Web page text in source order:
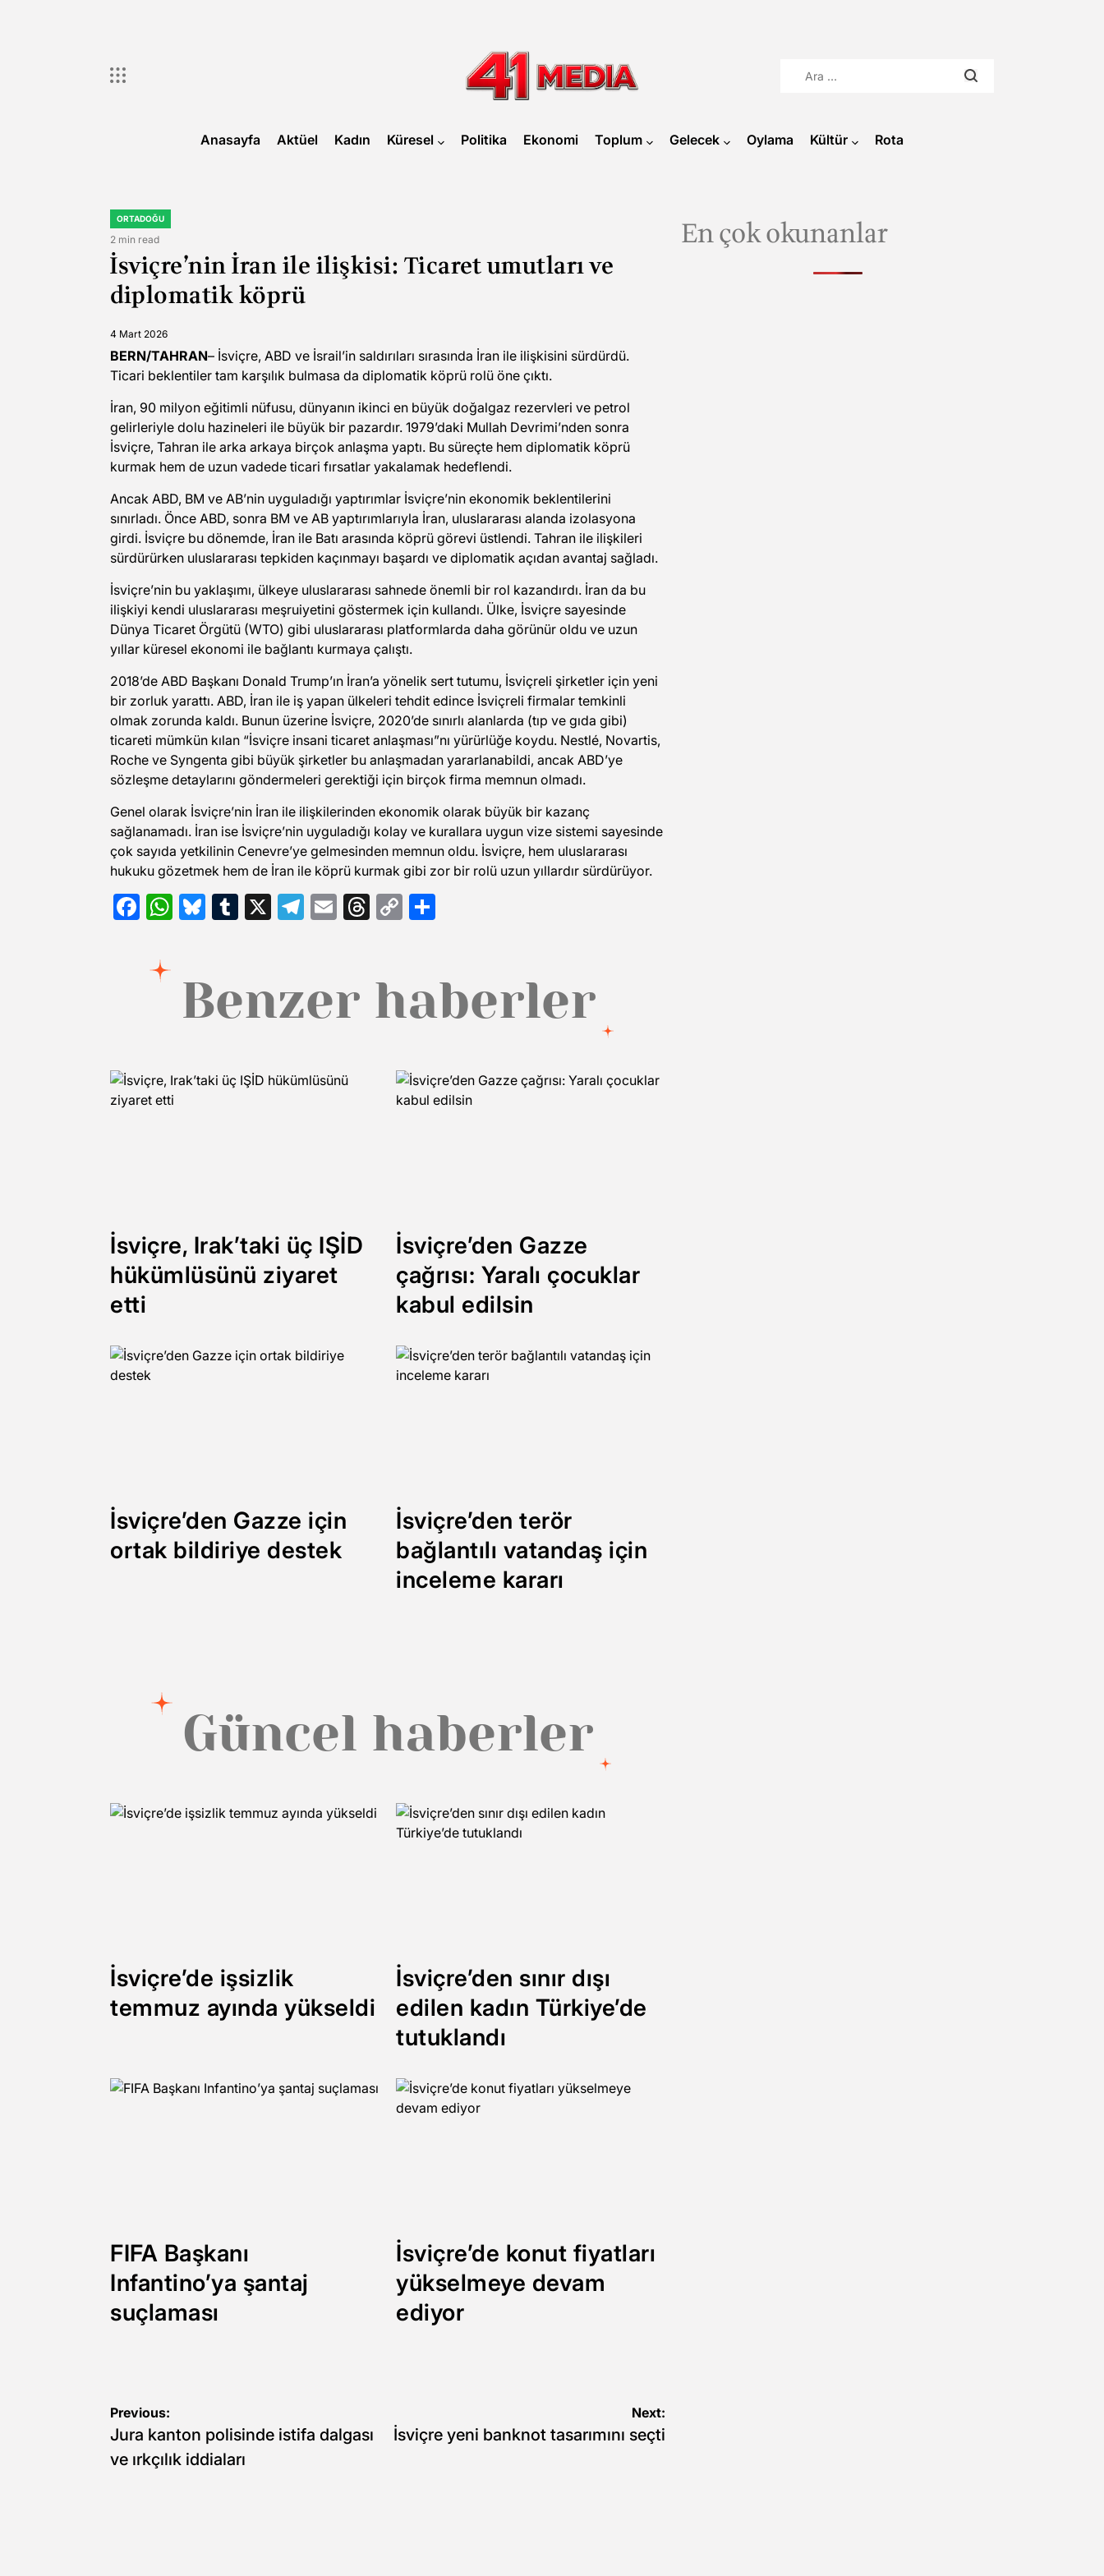
Arama:
Anasayfa Aktüel Kadın Küresel Politika Ekonomi Toplum Gelecek Oylama Kültür Rota
POSTED
IN
ORTADOĞU
Estimated
read
time
2 min read
İsviçre’nin İran ile ilişkisi: Ticaret umutları ve
diplomatik köprü
4 Mart 2026
BERN/TAHRAN– İsviçre, ABD ve İsrail’in saldırıları sırasında İran ile ilişkisini sürdürdü.
Ticari beklentiler tam karşılık bulmasa da diplomatik köprü rolü öne çıktı.
İran, 90 milyon eğitimli nüfusu, dünyanın ikinci en büyük doğalgaz rezervleri ve petrol
gelirleriyle dolu hazineleri ile büyük bir pazardır. 1979’daki Mullah Devrimi’nden sonra
İsviçre, Tahran ile arka arkaya birçok anlaşma yaptı. Bu süreçte hem diplomatik köprü
kurmak hem de uzun vadede ticari fırsatlar yakalamak hedeflendi.
Ancak ABD, BM ve AB’nin uyguladığı yaptırımlar İsviçre’nin ekonomik beklentilerini
sınırladı. Önce ABD, sonra BM ve AB yaptırımlarıyla İran, uluslararası alanda izolasyona
girdi. İsviçre bu dönemde, İran ile Batı arasında köprü görevi üstlendi. Tahran ile ilişkileri
sürdürürken uluslararası tepkiden kaçınmayı başardı ve diplomatik açıdan avantaj sağladı.
İsviçre’nin bu yaklaşımı, ülkeye uluslararası sahnede önemli bir rol kazandırdı. İran da bu
ilişkiyi kendi uluslararası meşruiyetini göstermek için kullandı. Ülke, İsviçre sayesinde
Dünya Ticaret Örgütü (WTO) gibi uluslararası platformlarda daha görünür oldu ve uzun
yıllar küresel ekonomi ile bağlantı kurmaya çalıştı.
2018’de ABD Başkanı Donald Trump’ın İran’a yönelik sert tutumu, İsviçreli şirketler için yeni
bir zorluk yarattı. ABD, İran ile iş yapan ülkeleri tehdit edince İsviçreli firmalar temkinli
olmak zorunda kaldı. Bunun üzerine İsviçre, 2020’de sınırlı alanlarda (tıp ve gıda gibi)
ticareti mümkün kılan “İsviçre insani ticaret anlaşması”nı yürürlüğe koydu. Nestlé, Novartis,
Roche ve Syngenta gibi büyük şirketler bu anlaşmadan yararlanabildi, ancak ABD’ye
sözleşme detaylarını göndermeleri gerektiği için birçok firma memnun olmadı.
Genel olarak İsviçre’nin İran ile ilişkilerinden ekonomik olarak büyük bir kazanç
sağlanamadı. İran ise İsviçre’nin uyguladığı kolay ve kurallara uygun vize sistemi sayesinde
çok sayıda yetkilinin Cenevre’ye gelmesinden memnun oldu. İsviçre, hem uluslararası
hukuku gözetmek hem de İran ile köprü kurmak gibi zor bir rolü uzun yıllardır sürdürüyor.
Facebook
WhatsApp
Bluesky
Tumblr
X Telegram
EmailThreads
Copy
Benzer haberler
İsviçre, Irak’taki üç IŞİD
hükümlüsünü ziyaret
etti
İsviçre’den Gazze
çağrısı: Yaralı çocuklar
kabul edilsin
İsviçre’den Gazze için
ortak bildiriye destek
İsviçre’den terör
bağlantılı vatandaş için
inceleme kararı
Güncel haberler
İsviçre’de işsizlik
temmuz ayında yükseldi
İsviçre’den sınır dışı
edilen kadın Türkiye’de
tutuklandı
FIFA Başkanı
Infantino’ya şantaj
suçlaması
İsviçre’de konut fiyatları
yükselmeye devam
ediyor
Yazı
gezinmesi
Previous:
Jura kanton polisinde istifa dalgası
ve ırkçılık iddiaları
Next:
İsviçre yeni banknot tasarımını seçti
En çok okunanlar